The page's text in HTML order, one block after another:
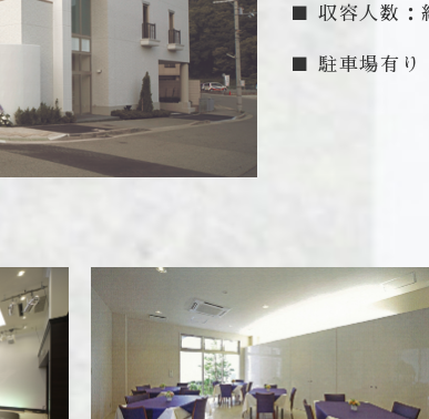
■ 収容人数：
■ 駐車場有り